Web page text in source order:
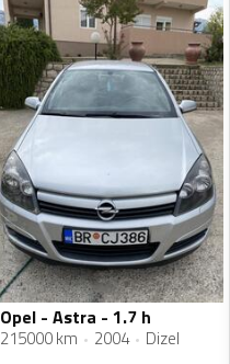
Opel - Astra - 1.7 h
215000 km 2004 Dizel